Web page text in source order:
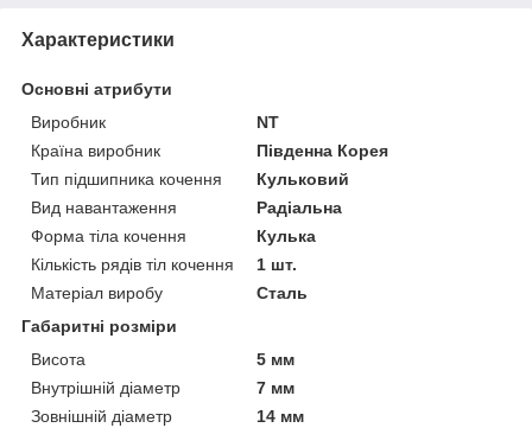
Характеристики
Основні атрибути
Виробник
NT
Країна виробник
Південна Корея
Тип підшипника кочення
Кульковий
Вид навантаження
Радіальна
Форма тіла кочення
Кулька
Кількість рядів тіл кочення
1 шт.
Матеріал виробу
Сталь
Габаритні розміри
Висота
5 мм
Внутрішній діаметр
7 мм
Зовнішній діаметр
14 мм